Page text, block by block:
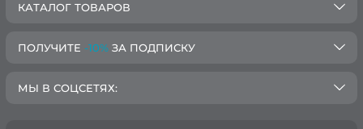
КАТАЛОГ ТОВАРОВ
ПОЛУЧИТЕ -10% ЗА ПОДПИСКУ
МЫ В СОЦСЕТЯХ: